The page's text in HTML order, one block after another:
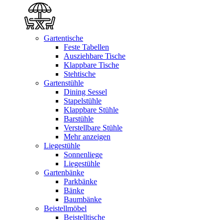
Gartentische
Feste Tabellen
Ausziehbare Tische
Klappbare Tische
Stehtische
Gartenstühle
Dining Sessel
Stapelstühle
Klappbare Stühle
Barstühle
Verstellbare Stühle
Mehr anzeigen
Liegestühle
Sonnenliege
Liegestühle
Gartenbänke
Parkbänke
Bänke
Baumbänke
Beistellmöbel
Beistelltische